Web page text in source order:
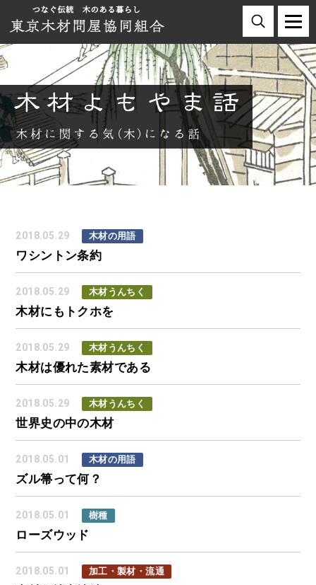
2018.05.29 木材の用語
ワシントン条約
2018.05.29 木材うんちく
木材にもトクホを
2018.05.29 木材うんちく
木材は優れた素材である
2018.05.29 木材うんちく
世界史の中の木材
2018.05.01 木材の用語
ズル箒って何？
2018.05.01 樹種
ローズウッド
2018.05.01 加工・製材・流通